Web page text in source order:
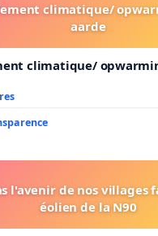
climatique/
aarde
climatique/
l'avenir de nos villages
éolien de la N90